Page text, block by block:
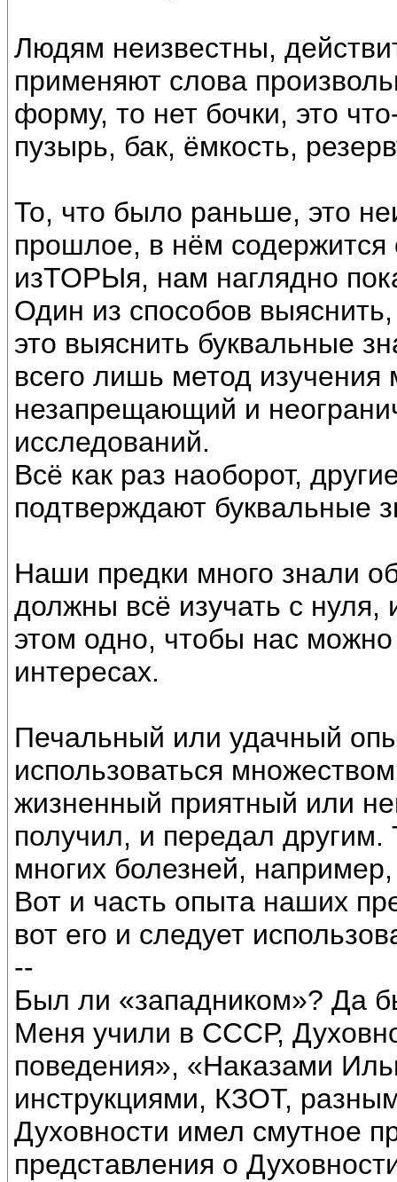
Людям неизвестны,
применяют слова
форму, то нет бочки, это
пузырь, бак, ёмкость,
То, что было раньше, это
прошлое, в нём содержится
изТОРЫя, нам наглядно
Один из способов
это выяснить буквальные
всего лишь метод изучения
незапрещающий и
исследований.
Всё как раз наоборот,
подтверждают буквальные
Наши предки много знали
должны всё изучать с нуля,
этом одно, чтобы нас
интересах.
Печальный или удачный
использоваться
жизненный приятный или
получил, и передал другим.
многих болезней, например,
Вот и часть опыта наших
вот его и следует
--
Был ли «западником»? Да
Меня учили в СССР,
поведения», «Наказами
инструкциями, КЗОТ,
Духовности имел смутное
представления о